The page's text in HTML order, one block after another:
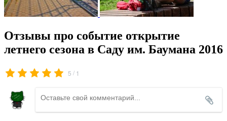
Отзывы про событие открытие
летнего сезона в Саду им. Баумана 2016
5 / 1